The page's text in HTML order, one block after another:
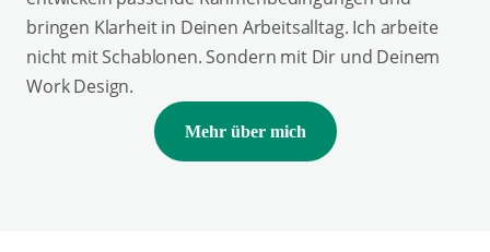
bringen Klarheit in Deinen Arbeitsalltag. Ich arbeite
nicht mit Schablonen. Sondern mit Dir und Deinem
Work Design.
Mehr über mich